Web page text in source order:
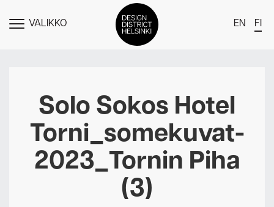
NÄYTÄVALIKKO EN FI
Jäsenet
Tapahtumat
Uutiset
Medialle
Meistä
Solo Sokos Hotel
Torni_somekuvat-
2023_Tornin Piha
(3)